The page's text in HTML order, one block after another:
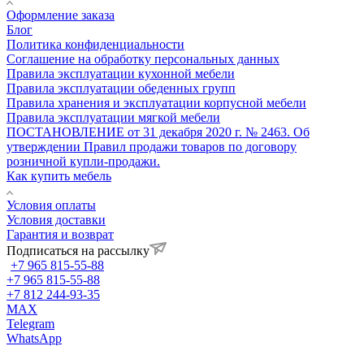
Оформление заказа
Блог
Политика конфиденциальности
Соглашение на обработку персональных данных
Правила эксплуатации кухонной мебели
Правила эксплуатации обеденных групп
Правила хранения и эксплуатации корпусной мебели
Правила эксплуатации мягкой мебели
ПОСТАНОВЛЕНИЕ от 31 декабря 2020 г. № 2463. Об
утверждении Правил продажи товаров по договору
розничной купли-продажи.
Как купить мебель
Условия оплаты
Условия доставки
Гарантия и возврат
Подписаться на рассылку
+7 965 815-55-88
+7 965 815-55-88
+7 812 244-93-35
MAX
Telegram
WhatsApp